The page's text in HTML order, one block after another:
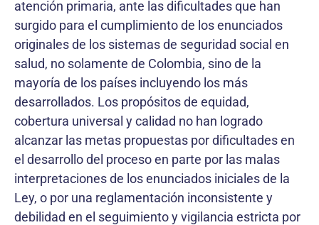
atención primaria, ante las dificultades que han
surgido para el cumplimiento de los enunciados
originales de los sistemas de seguridad social en
salud, no solamente de Colombia, sino de la
mayoría de los países incluyendo los más
desarrollados. Los propósitos de equidad,
cobertura universal y calidad no han logrado
alcanzar las metas propuestas por dificultades en
el desarrollo del proceso en parte por las malas
interpretaciones de los enunciados iniciales de la
Ley, o por una reglamentación inconsistente y
debilidad en el seguimiento y vigilancia estricta por